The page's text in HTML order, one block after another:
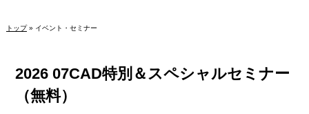
トップ» イベント・セミナー
2026 07CAD特別＆スペシャルセミナー
（無料）